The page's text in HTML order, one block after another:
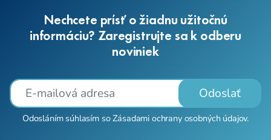
Nechcete prísť o žiadnu užitočnú
informáciu? Zaregistrujte sa k odberu
noviniek
Odoslať
Odosláním súhlasím soZásadami ochrany osobných údajov.